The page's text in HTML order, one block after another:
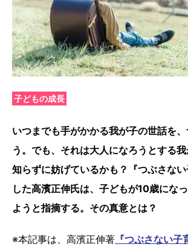
子どもの成長
いつまでも手がかかる我が子の世話を
う。でも、それは大人になろうとする我
知らずに妨げているかも？『つぶさな
した高濱正伸氏は、子どもが10歳にな
ようと指摘する。その真意とは？
※本記事は、高濱正伸著 『つぶさない子